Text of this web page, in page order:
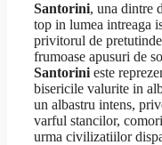
Santorini, una dintre
top in lumea intreaga
privitorul de
frumoase apusuri de
Santorini este
bisericile valurite in
un albastru intens,
varful stancilor,
urma civilizatiilor